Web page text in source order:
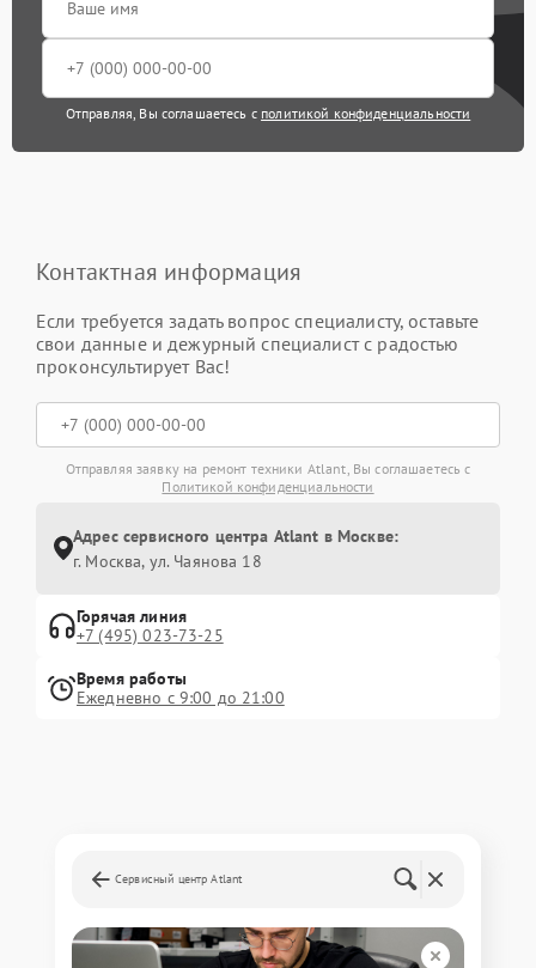
Отправляя, Вы соглашаетесь с политикой конфиденциальности
Контактная информация
Если требуется задать вопрос специалисту, оставьте
свои данные и дежурный специалист с радостью
проконсультирует Вас!
Отправляя заявку на ремонт техники Atlant, Вы соглашаетесь с
Политикой конфиденциальности
Адрес сервисного центра Atlant в Москве:
г. Москва, ул. Чаянова 18
Горячая линия
+7 (495) 023-73-25
Время работы
Ежедневно с 9:00 до 21:00
Сервисный центр Atlant